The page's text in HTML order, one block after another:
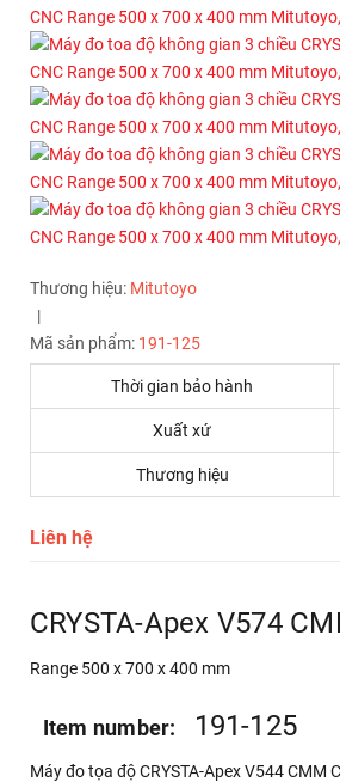
Thương hiệu: Mitutoyo
|
Mã sản phẩm: 191-125
Thời gian bảo hành
Xuất xứ
Thương hiệu
Liên hệ
CRYSTA-Apex V574
Range 500 x 700 x 400 mm
Item number: 191-125
Máy đo tọa độ CRYSTA-Apex V544 CMM